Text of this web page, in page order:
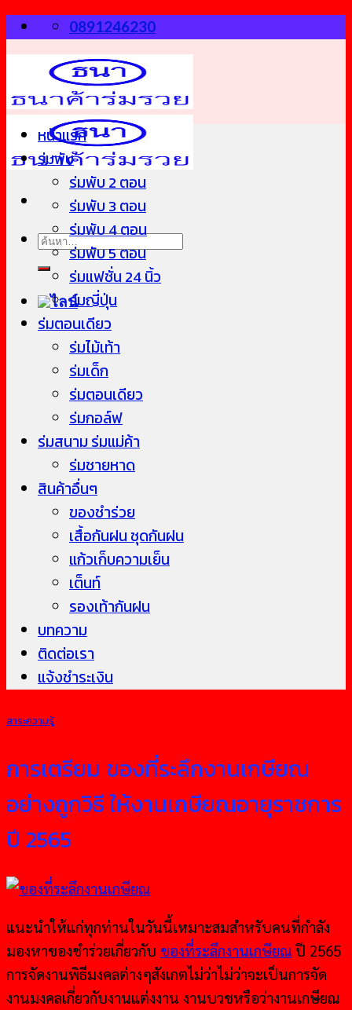
Skip
to
content
0891246230
ค้นหา:
หน้าแรก
ร่มพับ
ร่มพับ 2 ตอน
ร่มพับ 3 ตอน
ร่มพับ 4 ตอน
ร่มพับ 5 ตอน
ร่มแฟชั่น 24 นิ้ว
ร่มญี่ปุ่น
ร่มตอนเดียว
ร่มไม้เท้า
ร่มเด็ก
ร่มตอนเดียว
ร่มกอล์ฟ
ร่มสนาม ร่มแม่ค้า
ร่มชายหาด
สินค้าอื่นๆ
ของชำร่วย
เสื้อกันฝน ชุดกันฝน
แก้วเก็บความเย็น
เต็นท์
รองเท้ากันฝน
บทความ
ติดต่อเรา
แจ้งชำระเงิน
สาระความรู้
การเตรียม ของที่ระลึกงานเกษียณ
อย่างถูกวิธี ให้งานเกษียณอายุราชการ
ปี 2565
แนะนำให้แก่ทุกท่านในวันนี้เหมาะสมสำหรับคนที่กำลัง
มองหาของชำร่วยเกี่ยวกับ ของที่ระลึกงานเกษียณ ปี 2565
การจัดงานพิธีมงคลต่างๆสังเกตไม่ว่าไม่ว่าจะเป็นการจัด
งานมงคลเกี่ยวกับงานแต่งงาน งานบวชหรือว่างานเกษียณ